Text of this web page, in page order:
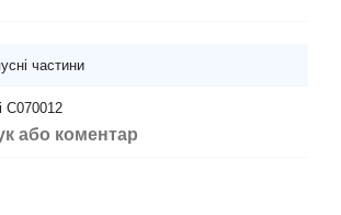
частини
C070012
або коментар